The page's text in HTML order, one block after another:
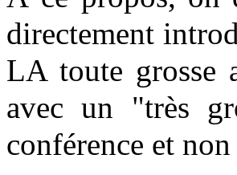
directement
LA toute grosse
avec un "très
conférence et